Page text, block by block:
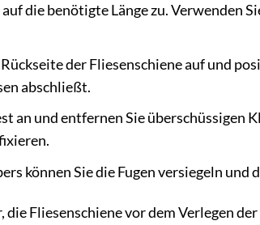
die benötigte Länge zu. Verwenden
der Fliesenschiene auf und
abschließt.
an und entfernen Sie überschüssigen
können Sie die Fugen versiegeln und
Fliesenschiene vor dem Verlegen